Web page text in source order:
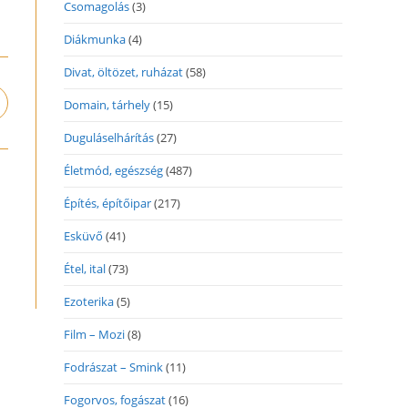
Csomagolás(3)
Diákmunka(4)
Divat, öltözet, ruházat(58)
Domain, tárhely(15)
Duguláselhárítás(27)
Életmód, egészség(487)
Építés, építőipar(217)
Esküvő (41)
Étel, ital(73)
Ezoterika(5)
Film – Mozi(8)
Fodrászat – Smink(11)
Fogorvos, fogászat(16)